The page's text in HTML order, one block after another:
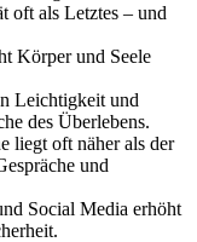
oft als Letztes – und
Körper und Seele
Leichtigkeit und
des Überlebens.
liegt oft näher als der
und
Social Media erhöht